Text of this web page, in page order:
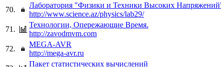
70.
Лаборатория "Физики и Техники Высоких
http://www.science.az/physics/lab29/
71.
Технологии, Опережающие Время.
http://zavodmvm.com
72.
MEGA-AVR
http://mega-avr.ru
Пакет статистических вычислений